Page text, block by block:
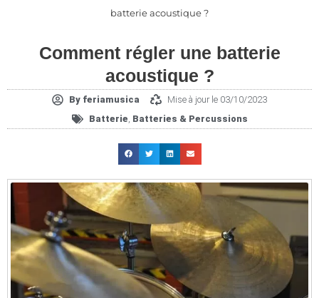
batterie acoustique ?
Comment régler une batterie
acoustique ?
By feriamusica
Mise à jour le 03/10/2023
Batterie, Bat­te­ries & Per­cus­sions